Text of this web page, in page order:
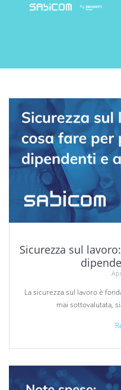
Sicurezza sul
La sicurezza sul lavoro è
mai sottovalutata,